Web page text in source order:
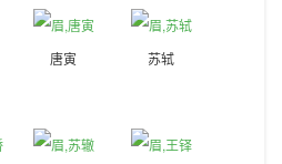
唐寅 苏轼